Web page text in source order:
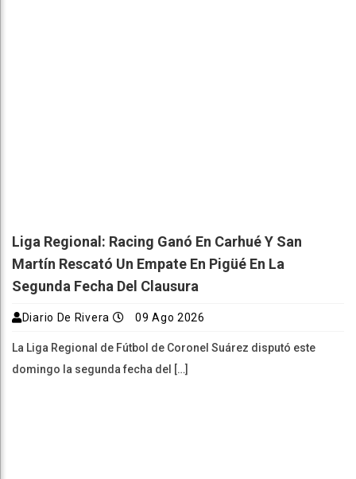
Liga Regional: Racing Ganó En Carhué Y San
Martín Rescató Un Empate En Pigüé En La
Segunda Fecha Del Clausura
Diario De Rivera 09 Ago 2026
La Liga Regional de Fútbol de Coronel Suárez disputó este
domingo la segunda fecha del […]